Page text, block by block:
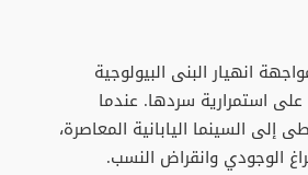
انهيار البنى البيولوجية
على استمرارية سردها. عندما
السينما اليابانية المعاصرة،
الوجودي وانقراض النسب.